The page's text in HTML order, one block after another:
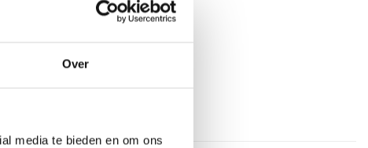
Over
media te bieden en om ons